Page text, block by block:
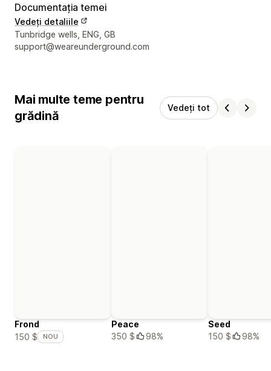
Documentația temei
Vedeți detaliile
Detaliile de contact ale designerului
Tunbridge wells, ENG, GB
support@weareunderground.com
Mai multe teme pentru
grădină
Vedeți tot
Frond
150 $
NOU
Peace
350 $
98%
Seed
150 $
98%